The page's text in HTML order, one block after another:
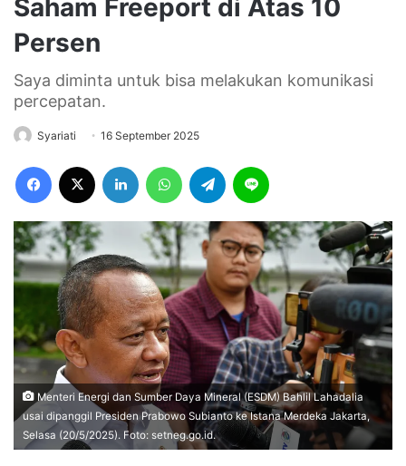
Saham Freeport di Atas 10
Persen
Saya diminta untuk bisa melakukan komunikasi
percepatan.
Syariati 16 September 2025
Facebook LinkedIn WhatsAppTelegram
Menteri Energi dan Sumber Daya Mineral (ESDM) Bahlil Lahadalia
usai dipanggil Presiden Prabowo Subianto ke Istana Merdeka Jakarta,
Selasa (20/5/2025). Foto: setneg.go.id.